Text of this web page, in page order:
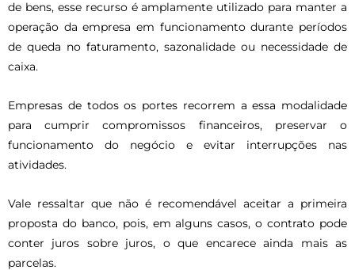
de bens, esse recurso é amplamente utilizado para manter a
operação da empresa em funcionamento durante períodos
de queda no faturamento, sazonalidade ou necessidade de
caixa.
Empresas de todos os portes recorrem a essa modalidade
para cumprir compromissos financeiros, preservar o
funcionamento do negócio e evitar interrupções nas
atividades.
Vale ressaltar que não é recomendável aceitar a primeira
proposta do banco, pois, em alguns casos, o contrato pode
conter juros sobre juros, o que encarece ainda mais as
parcelas.